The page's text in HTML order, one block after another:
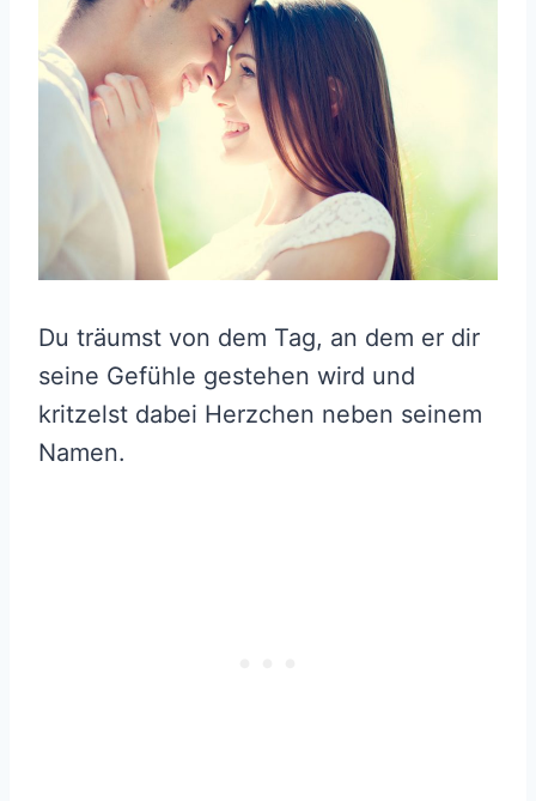
Du träumst von dem Tag, an dem er dir
seine Gefühle gestehen wird und
kritzelst dabei Herzchen neben seinem
Namen.